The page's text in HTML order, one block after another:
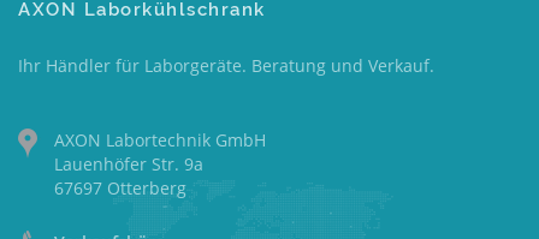
AXON Laborkühlschrank
Ihr Händler für Laborgeräte. Beratung und Verkauf.
AXON Labortechnik GmbH
Lauenhöfer Str. 9a
67697 Otterberg